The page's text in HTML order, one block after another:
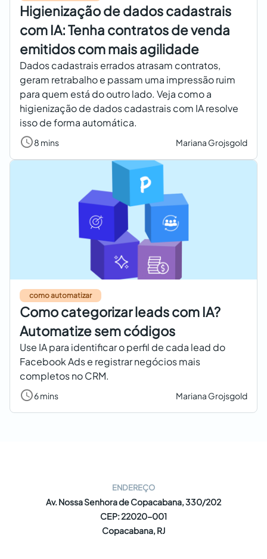
Higienização de dados cadastrais
com IA: Tenha contratos de venda
emitidos com mais agilidade
Dados cadastrais errados atrasam contratos,
geram retrabalho e passam uma impressão ruim
para quem está do outro lado. Veja como a
higienização de dados cadastrais com IA resolve
isso de forma automática.
8 mins Mariana Grojsgold
como automatizar
Como categorizar leads com IA?
Automatize sem códigos
Use IA para identificar o perfil de cada lead do
Facebook Ads e registrar negócios mais
completos no CRM.
6 mins Mariana Grojsgold
ENDEREÇO
Av. Nossa Senhora de Copacabana, 330/202
CEP: 22020-001
Copacabana, RJ